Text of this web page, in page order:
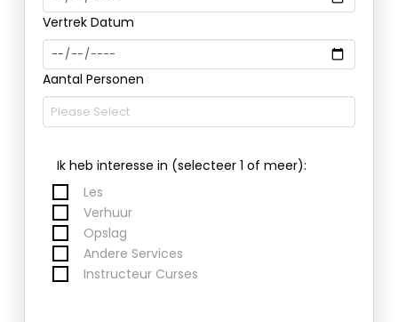
Vertrek Datum
Aantal Personen
Ik heb interesse in (selecteer 1 of meer):
Les
Verhuur
Opslag
Andere Services
Instructeur Curses